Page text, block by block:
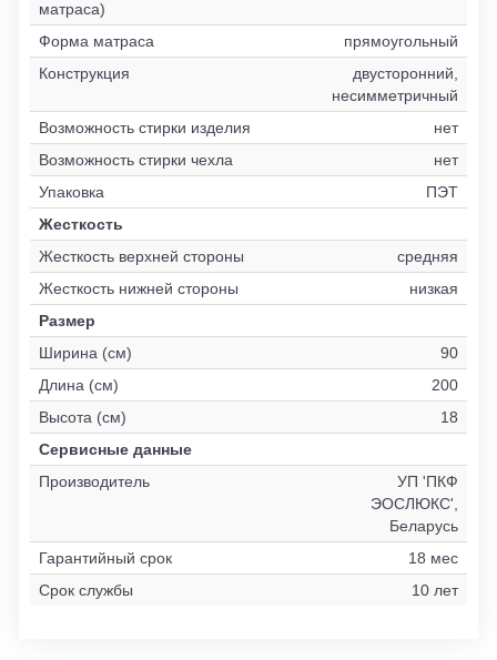
матраса)
Форма матраса
прямоугольный
Конструкция
двусторонний,
несимметричный
Возможность стирки изделия
нет
Возможность стирки чехла
нет
Упаковка
ПЭТ
Жесткость
Жесткость верхней стороны
средняя
Жесткость нижней стороны
низкая
Размер
Ширина (см)
90
Длина (см)
200
Высота (см)
18
Сервисные данные
Производитель
УП 'ПКФ
ЭОСЛЮКС',
Беларусь
Гарантийный срок
18 мес
Срок службы
10 лет